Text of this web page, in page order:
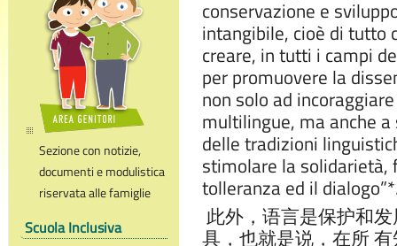
Sezione con notizie,
documenti e modulistica
riservata alle famiglie
Scuola Inclusiva
conservazione e
intangibile, cioè di tutto
creare, in tutti i campi
per promuovere la
non solo ad
multilingue, ma anche
delle tradizioni
stimolare la solidarietà,
tolleranza ed il
此外，语言是保护和
具，也就是说，在所